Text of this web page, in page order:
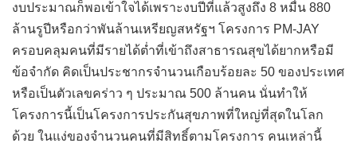
งบประมาณก็พอเข้าใจได้เพราะงบปีที่แล้วสูงถึง 8 หมื่น 880
ล้านรูปีหรือกว่าพันล้านเหรียญสหรัฐฯ โครงการ PM-JAY
ครอบคลุมคนที่มีรายได้ต่ำที่เข้าถึงสาธารณสุขได้ยากหรือมี
ข้อจำกัด คิดเป็นประชากรจำนวนเกือบร้อยละ 50 ของประเทศ
หรือเป็นตัวเลขคร่าว ๆ ประมาณ 500 ล้านคน นั่นทำให้
โครงการนี้เป็นโครงการประกันสุขภาพที่ใหญ่ที่สุดในโลก
ด้วย ในแง่ของจำนวนคนที่มีสิทธิ์ตามโครงการ คนเหล่านี้